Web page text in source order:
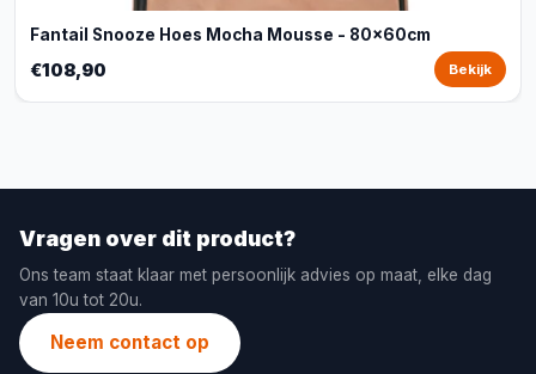
Fantail Snooze Hoes Mocha Mousse - 80x60cm
€108,90 Bekijk
Vragen over dit product?
Ons team staat klaar met persoonlijk advies op maat, elke dag
van 10u tot 20u.
Neem contact op